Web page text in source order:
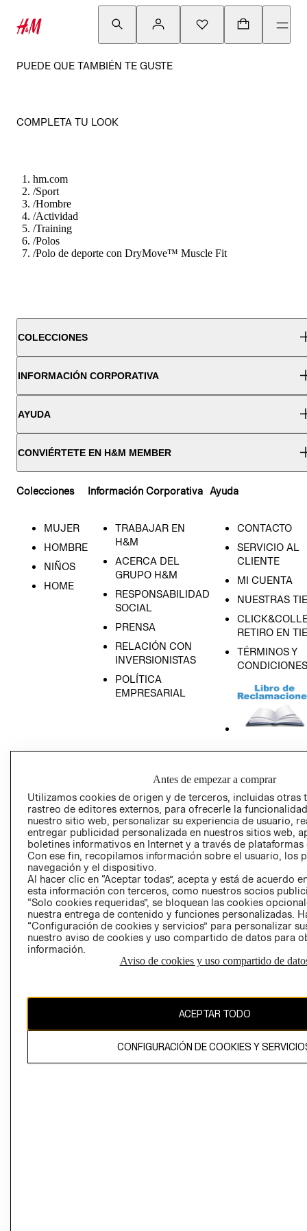
PUEDE QUE TAMBIÉN TE GUSTE
COMPLETA TU LOOK
hm.com
/Sport
/Hombre
/Actividad
/Training
/Polos
/Polo de deporte con DryMove™ Muscle Fit
COLECCIONES
INFORMACIÓN CORPORATIVA
AYUDA
CONVIÉRTETE EN H&M MEMBER
Colecciones
MUJER
HOMBRE
NIÑOS
HOME
Información Corporativa
TRABAJAR EN
H&M
ACERCA DEL
GRUPO H&M
RESPONSABILIDAD
SOCIAL
PRENSA
RELACIÓN CON
INVERSIONISTAS
POLÍTICA
EMPRESARIAL
Ayuda
CONTACTO
SERVICIO AL
CLIENTE
MI CUENTA
NUESTRAS
RETIRO EN
TÉRMINOS Y
CONDICIONES
GIFT CARD
AVISO DE
Perú (S/)
CAMBIAR REGIÓN
propiedad de H&M Hennes & Mauritz AB
Antes de empezar a comprar
Utilizamos cookies de origen y de terceros, incluidas otras
rastreo de editores externos, para ofrecerle la
nuestro sitio web, personalizar su experiencia de usuario,
entregar publicidad personalizada en nuestros sitios web,
boletines informativos en Internet y a través de plataformas
Con ese fin, recopilamos información sobre el usuario, los
navegación y el dispositivo.
Al hacer clic en “Aceptar todas”, acepta y está de acuerdo
esta información con terceros, como nuestros socios
“Solo cookies requeridas”, se bloquean las cookies
nuestra entrega de contenido y funciones personalizadas.
“Configuración de cookies y servicios” para personalizar
nuestro aviso de cookies y uso compartido de datos para
información.
Aviso de cookies y uso compartido de
ACEPTAR TODO
CONFIGURACIÓN DE COOKIES Y